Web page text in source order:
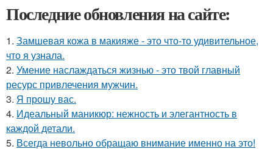
Последние обновления на сайте:
1. Замшевая кожа в макияже - это что-то удивительное,
что я узнала.
2. Умение наслаждаться жизнью - это твой главный
ресурс привлечения мужчин.
3. Я прошу вас.
4. Идеальный маникюр: нежность и элегантность в
каждой детали.
5. Всегда невольно обращаю внимание именно на это!